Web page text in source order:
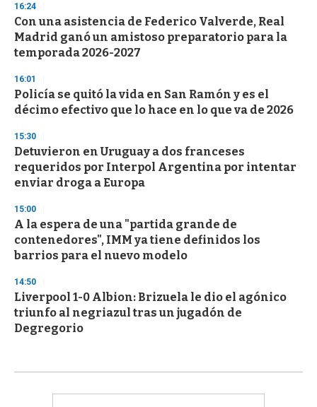
16:24
Con una asistencia de Federico Valverde, Real
Madrid ganó un amistoso preparatorio para la
temporada 2026-2027
16:01
Policía se quitó la vida en San Ramón y es el
décimo efectivo que lo hace en lo que va de 2026
15:30
Detuvieron en Uruguay a dos franceses
requeridos por Interpol Argentina por intentar
enviar droga a Europa
15:00
A la espera de una "partida grande de
contenedores", IMM ya tiene definidos los
barrios para el nuevo modelo
14:50
Liverpool 1-0 Albion: Brizuela le dio el agónico
triunfo al negriazul tras un jugadón de
Degregorio